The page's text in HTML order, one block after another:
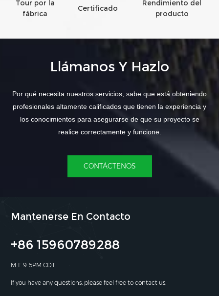
Tour por la
fábrica
Certificado
Rendimiento del
producto
Llámanos Y Hazlo
Por qué necesita nuestros servicios, sabe que está obteniendo
profesionales altamente calificados que tienen la experiencia y
los conocimientos para asegurarse de que su proyecto se
realice correctamente y funcione.
CONTÁCTENOS
Mantenerse En Contacto
+86 15960789288
M-F 9-5PM CDT
If you have any questions, please feel free to contact us.